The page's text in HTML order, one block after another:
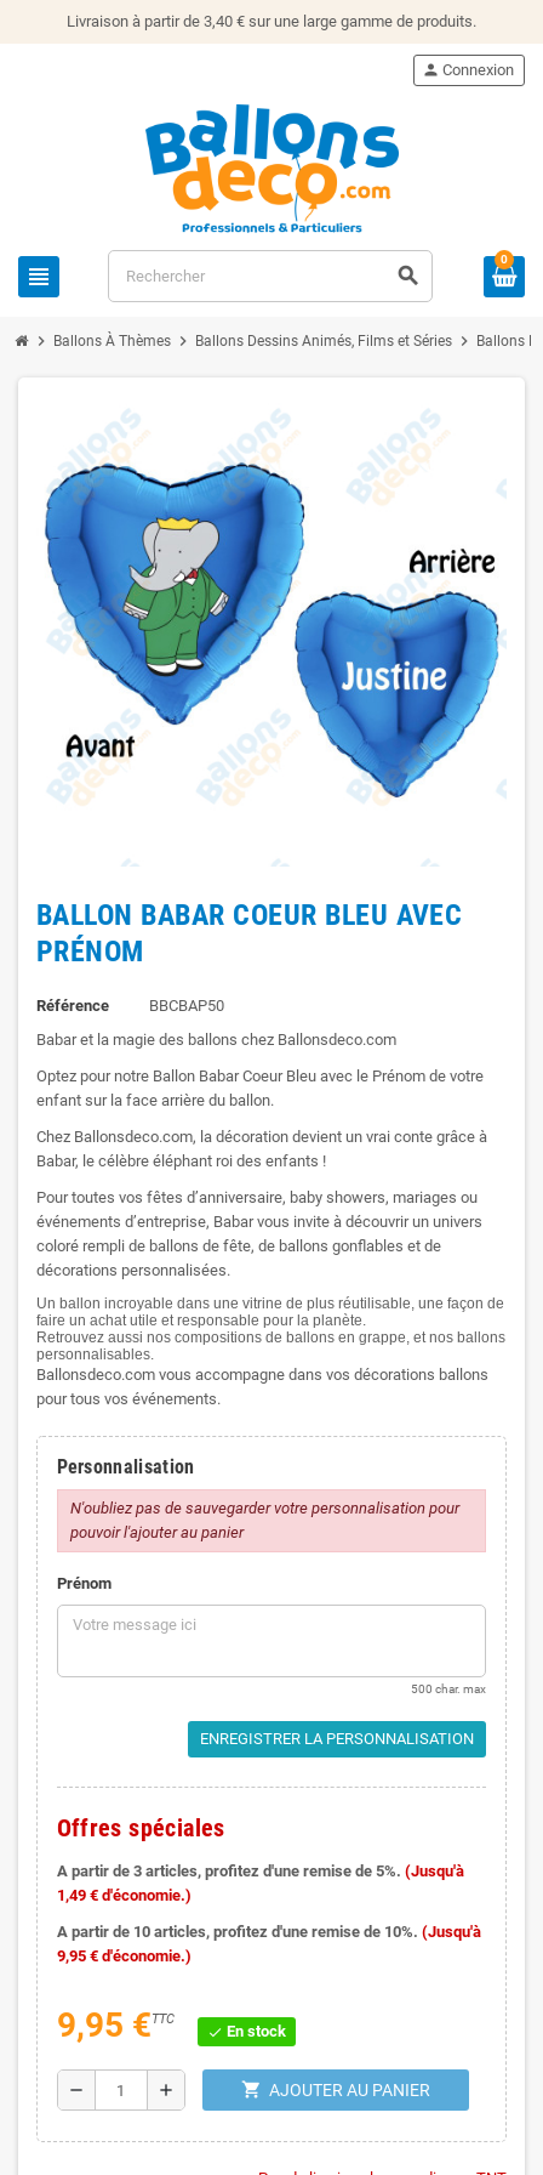
Livraison à partir de 3,40 € sur une large gamme de produits.
view_headline search
person Connexion
0
chevron_right Ballons À Thèmes chevron_right Ballons Dessins Animés, Films et Séries chevron_right Ballons
BALLON BABAR COEUR BLEU AVEC
PRÉNOM
Référence
BBCBAP50
Babar et la magie des ballons chez Ballonsdeco.com
Optez pour notre Ballon Babar Coeur Bleu avec le Prénom de votre
enfant sur la face arrière du ballon.
Chez Ballonsdeco.com, la décoration devient un vrai conte grâce à
Babar, le célèbre éléphant roi des enfants !
Pour toutes vos fêtes d’anniversaire, baby showers, mariages ou
événements d’entreprise, Babar vous invite à découvrir un univers
coloré rempli de ballons de fête, de ballons gonflables et de
décorations personnalisées.
Un ballon incroyable dans une vitrine de plus réutilisable, une façon de
faire un achat utile et responsable pour la planète.
Retrouvez aussi nos compositions de ballons en grappe, et nos ballons
personnalisables.
Ballonsdeco.com vous accompagne dans vos décorations ballons
pour tous vos événements.
Personnalisation
N'oubliez pas de sauvegarder votre personnalisation pour
pouvoir l'ajouter au panier
Prénom
500 char. max
ENREGISTRER LA PERSONNALISATION
Offres spéciales
A partir de 3 articles, profitez d'une remise de 5%. (Jusqu'à
1,49 € d'économie.)
A partir de 10 articles, profitez d'une remise de 10%. (Jusqu'à
9,95 € d'économie.)
9,95 €TTC
check En stock
remove add shopping_cart AJOUTER AU PANIER